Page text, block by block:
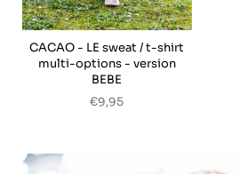
CACAO - LE sweat / t-shirt
multi-options - version
BEBE
€9,95